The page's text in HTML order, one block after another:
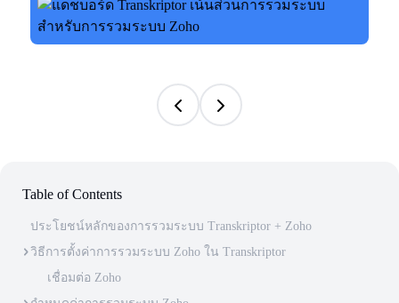
Table of Contents
ประโยชน์หลักของการรวมระบบ Transkriptor + Zoho
วิธีการตั้งค่าการรวมระบบ Zoho ใน Transkriptor
เชื่อมต่อ Zoho